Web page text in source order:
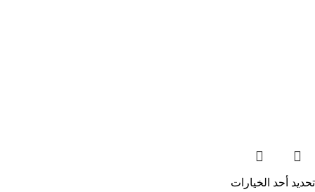
تحديد أحد الخيارات